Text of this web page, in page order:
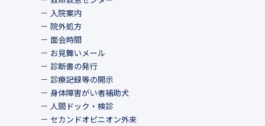
入院案内
院外処方
面会時間
お見舞いメール
診断書の発行
診療記録等の開示
身体障害がい者補助犬
人間ドック・検診
セカンドオピニオン外来